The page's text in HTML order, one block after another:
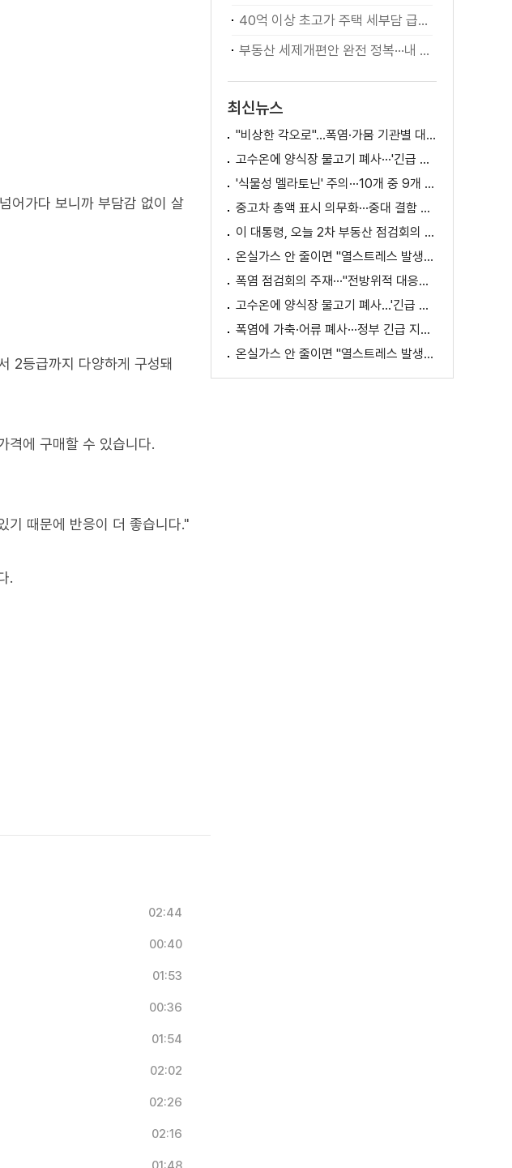
어가다 보니까 부담감 없이 살
2등급까지 다양하게 구성돼
격에 구매할 수 있습니다.
기 때문에 반응이 더 좋습니다."
.
02:44
00:40
01:53
00:36
01:54
02:02
02:26
02:16
40억 이상 초고가 주택 세부담 급증···실수요자 보호 강화
부동산 세제개편안 완전 정복···내 세금 어떻게 달라지나? [K-정책 사용법]
최신뉴스
"비상한 각오로"…폭염·가뭄 기관별 대책은?
고수온에 양식장 물고기 폐사···'긴급 방류' 지원
'식물성 멜라토닌' 주의···10개 중 9개 처방 용량 초과
중고차 총액 표시 의무화···중대 결함 시 '계약 해제'
이 대통령, 오늘 2차 부동산 점검회의 주재
온실가스 안 줄이면 "열스트레스 발생일 29배 증가"
폭염 점검회의 주재···"전방위적 대응체계 가동"
고수온에 양식장 물고기 폐사...'긴급 방류' 지원
폭염에 가축·어류 폐사···정부 긴급 지원책 마련
온실가스 안 줄이면 "열스트레스 발생일 29배 증가"